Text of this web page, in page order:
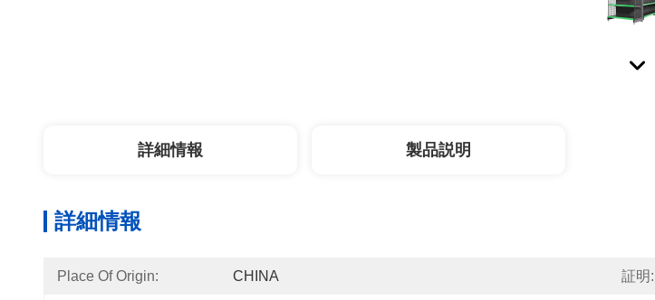
詳細情報 製品説明
詳細情報
Place Of Origin: CHINA 証明: